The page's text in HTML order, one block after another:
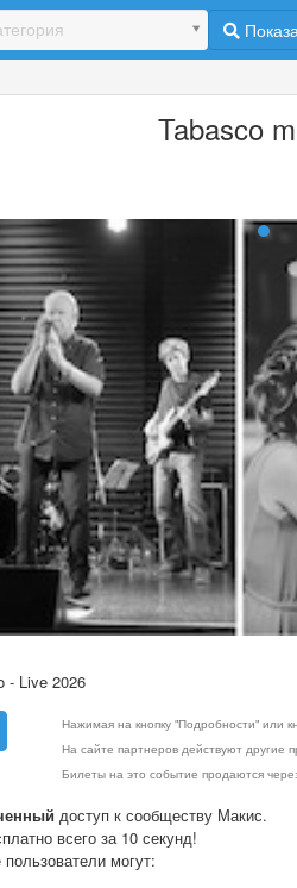
Tabasco
- Live 2026
Нажимая на кнопку "Подробности" или
На сайте партнеров действуют другие
Билеты на это событие продаются
доступ к сообществу Макис.
всего за 10 секунд!
могут: